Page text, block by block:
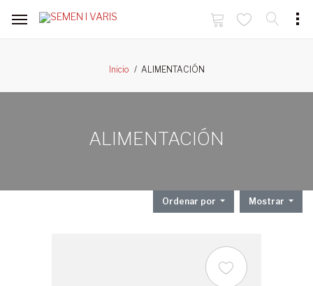
Inicio ALIMENTACIÓN
ALIMENTACIÓN
Ordenar por Mostrar